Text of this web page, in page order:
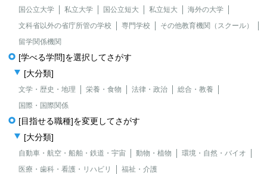
国公立大学 私立大学 国公立短大 私立短大
海外の大学
文科省以外の省庁所管の学校
専門学校
その他教育機関（スクール）
留学関係機関
[学べる学問]を選択してさがす
[大分類]
文学・歴史・地理 栄養・食物 法律・政治
総合・教養
国際・国際関係
[目指せる職種]を変更してさがす
[大分類]
自動車・航空・船舶・鉄道・宇宙 動物・植物
環境・自然・バイオ
医療・歯科・看護・リハビリ
福祉・介護